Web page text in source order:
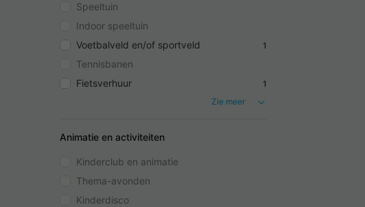
Speeltuin
Indoor speeltuin
Voetbalveld en/of sportveld
1
Tennisbanen
Fietsverhuur
1
Zie meer
Animatie en activiteiten
Kinderclub en animatie
Thema-avonden
Kinderdisco